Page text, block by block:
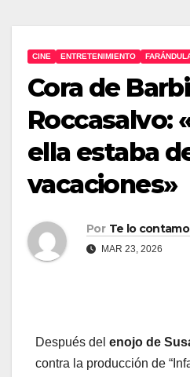
CINE ENTRETENIMIENTO
Cora de
Roccasalvo:
ella estaba
vacaciones»
Por Te lo
MAR 23, 2026
Después del enojo de
contra la producción de